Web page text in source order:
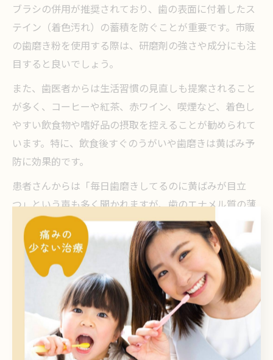
ブラシの併用が推奨されており、歯の表面に付着したス
テイン（着色汚れ）の蓄積を防ぐことが重要です。市販
の歯磨き粉を使用する際は、研磨剤の強さや成分にも注
目すると良いでしょう。
また、歯医者からは生活習慣の見直しも提案されること
が多く、コーヒーや紅茶、赤ワイン、喫煙など、着色し
やすい飲食物や嗜好品の摂取を控えることが勧められて
います。特に、飲食後すぐのうがいや歯磨きは黄ばみ予
防に効果的です。
患者さんからは「毎日歯磨きしてるのに黄ばみが目立
つ」という声も多く聞かれますが、歯のエナメル質の薄
さや加齢による変化も関与します。セルフケアで改善し
きれない場合は、歯医者でのクリーニングやホワイトニ
ングの相談が有効です。
歯医者で相談できる市販ホワイトニング活用法
歯医者では、市販のホワイトニングアイテムについても
相談が可能です。近年は市販のホワイトニング歯磨き粉
やホワイトニングシート、マウスピース型ジェルなどが